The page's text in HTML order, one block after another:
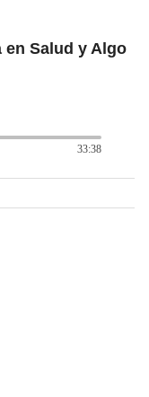
Salud y Algo
33:38